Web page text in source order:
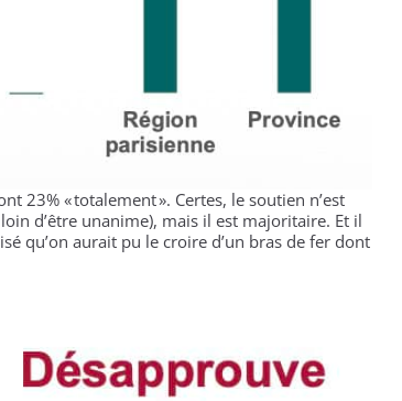
23% « totalement ». Certes, le soutien n’est
d’être unanime), mais il est majoritaire. Et il
qu’on aurait pu le croire d’un bras de fer dont